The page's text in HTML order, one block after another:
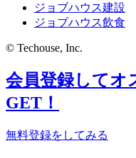
ジョブハウス建設
ジョブハウス飲食
© Techouse, Inc.
会員登録してオ
GET！
無料登録をしてみる